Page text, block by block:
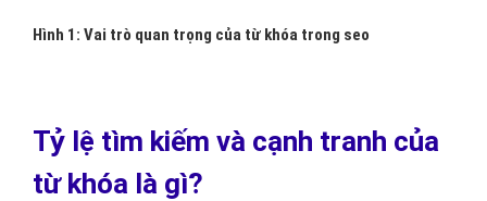
Hình 1: Vai trò quan trọng của từ khóa trong seo
Tỷ lệ tìm kiếm và cạnh tranh của
từ khóa là gì?